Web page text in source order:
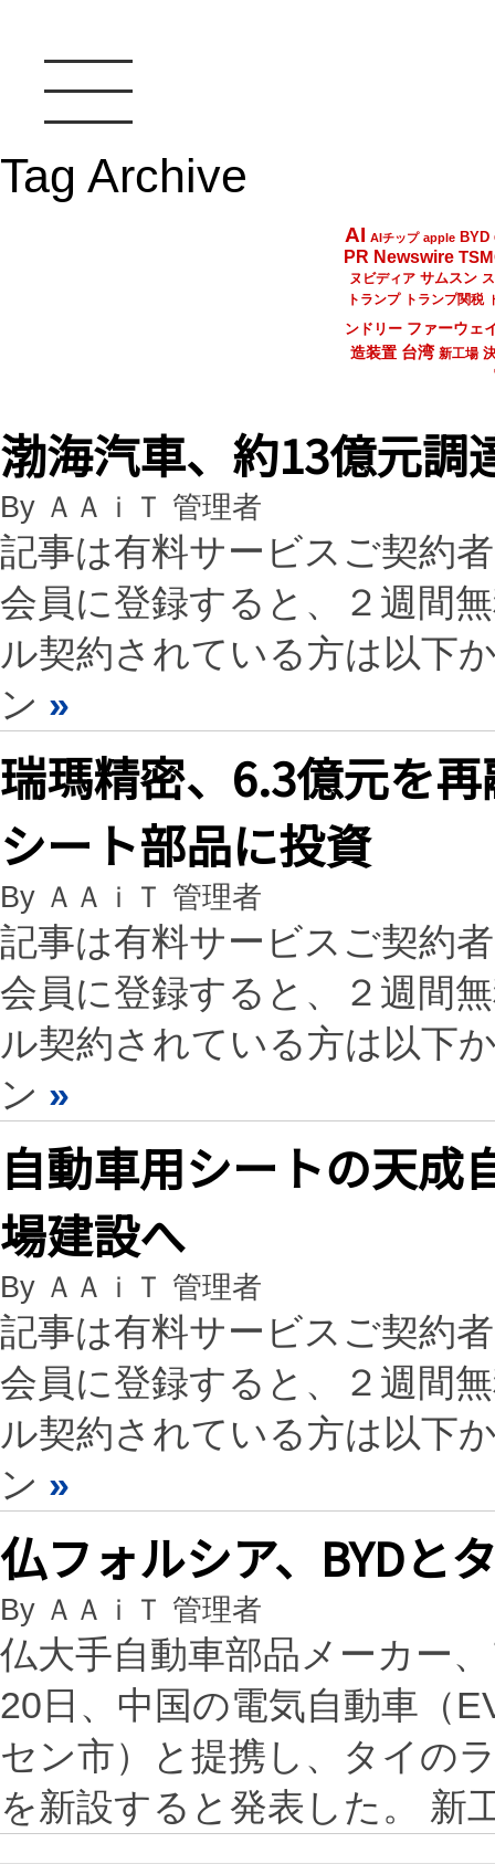
Tag Archive
AI AIチップ apple BYD
PR Newswire
ヌビディア サムスン
トランプ
トランプ関税
ンドリー ファーウェ
造装置 台湾 新工場
渤海汽車、約13億元調
By ＡＡｉＴ 管理者
記事は有料サービスご契約
会員に登録すると、２週間
ル契約されている方は以下
ン »
瑞瑪精密、6.3億元を
シート部品に投資
By ＡＡｉＴ 管理者
記事は有料サービスご契約
会員に登録すると、２週間
ル契約されている方は以下
ン »
自動車用シートの天成
場建設へ
By ＡＡｉＴ 管理者
記事は有料サービスご契約
会員に登録すると、２週間
ル契約されている方は以下
ン »
仏フォルシア、BYDと
By ＡＡｉＴ 管理者
仏大手自動車部品メーカー
20日、中国の電気自動車（
セン市）と提携し、タイの
を新設すると発表した。 新